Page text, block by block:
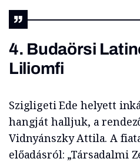
4. Budaörsi
Liliomfi
Szigligeti Ede helyett
hangját halljuk, a
Vidnyánszky Attila. A
előadásról: „Társadalmi